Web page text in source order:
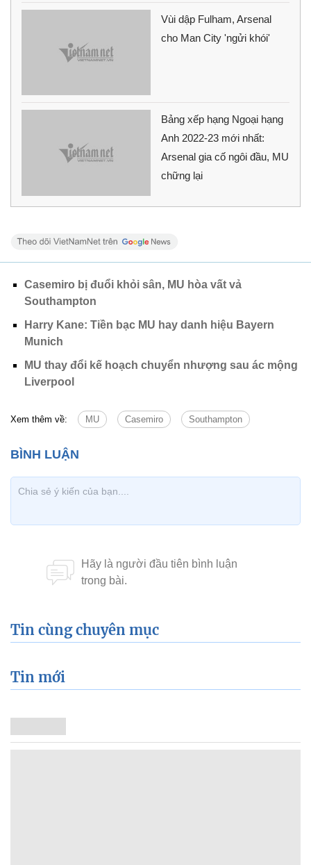
Vùi dập Fulham, Arsenal
cho Man City 'ngửi khói'
Bảng xếp hạng Ngoại hạng
Anh 2022-23 mới nhất:
Arsenal gia cố ngôi đầu, MU
chững lại
Casemiro bị đuổi khỏi sân, MU hòa vất vả
Southampton
Harry Kane: Tiền bạc MU hay danh hiệu Bayern
Munich
MU thay đổi kế hoạch chuyển nhượng sau ác mộng
Liverpool
Xem thêm về: MU Casemiro Southampton
Tin cùng chuyên mục
Tin mới